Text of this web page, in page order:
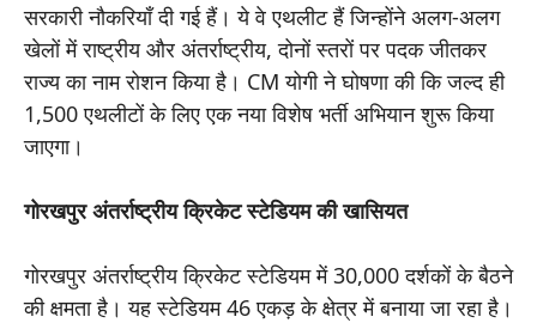
सरकारी नौकरियाँ दी गई हैं। ये वे एथलीट हैं जिन्होंने अलग-अलग
खेलों में राष्ट्रीय और अंतर्राष्ट्रीय, दोनों स्तरों पर पदक जीतकर
राज्य का नाम रोशन किया है। CM योगी ने घोषणा की कि जल्द ही
1,500 एथलीटों के लिए एक नया विशेष भर्ती अभियान शुरू किया
जाएगा।
गोरखपुर अंतर्राष्ट्रीय क्रिकेट स्टेडियम की खासियत
गोरखपुर अंतर्राष्ट्रीय क्रिकेट स्टेडियम में 30,000 दर्शकों के बैठने
की क्षमता है। यह स्टेडियम 46 एकड़ के क्षेत्र में बनाया जा रहा है।